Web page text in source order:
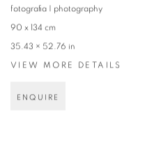
fotografia | photography
90 x 134 cm
35.43 × 52.76 in
VIEW MORE DETAILS
ENQUIRE